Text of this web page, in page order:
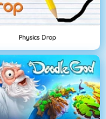
Physics Drop